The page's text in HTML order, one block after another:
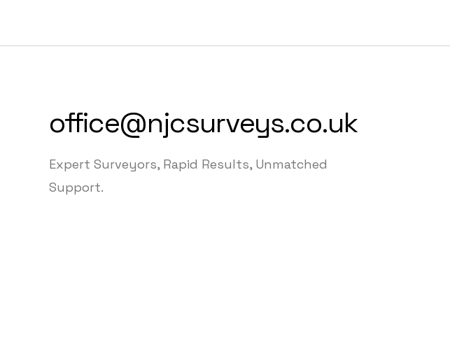
office@njcsurveys.co.uk
Expert Surveyors, Rapid Results, Unmatched
Support.